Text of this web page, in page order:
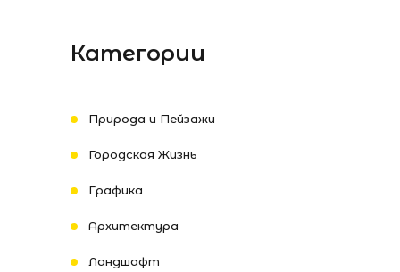
Категории
Природа и Пейзажи
Городская Жизнь
Графика
Архитектура
Ландшафт